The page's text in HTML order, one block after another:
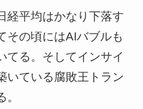
経平均はかなり下落す
その頃にはAIバブルも
てる。そしてインサイ
いている腐敗王トラン